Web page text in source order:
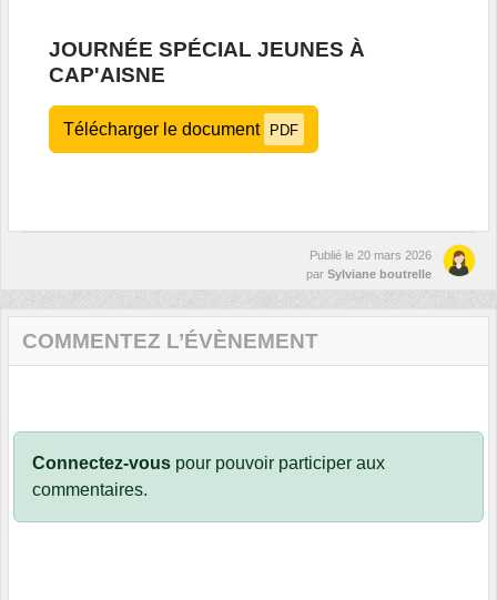
JOURNÉE SPÉCIAL JEUNES À
CAP'AISNE
Télécharger le document PDF
Publié le 20 mars 2026
par Sylviane boutrelle
COMMENTEZ L’ÉVÈNEMENT
Connectez-vous pour pouvoir participer aux
commentaires.